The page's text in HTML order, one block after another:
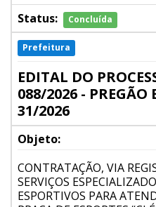
Status:
Concluída
Prefeitura
EDITAL DO
088/2026 - PREGÃO
31/2026
Objeto:
CONTRATAÇÃO, VIA
SERVIÇOS
ESPORTIVOS PARA